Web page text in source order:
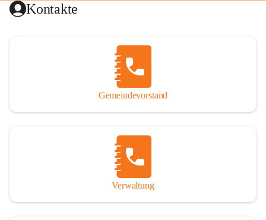
Kontakte
Gemeindevorstand
Verwaltung